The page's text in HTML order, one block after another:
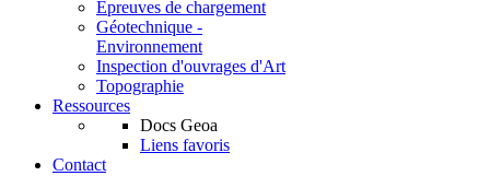
Epreuves de chargement
Géotechnique -
Environnement
Inspection d'ouvrages d'Art
Topographie
Ressources
Docs Geoa
Liens favoris
Contact